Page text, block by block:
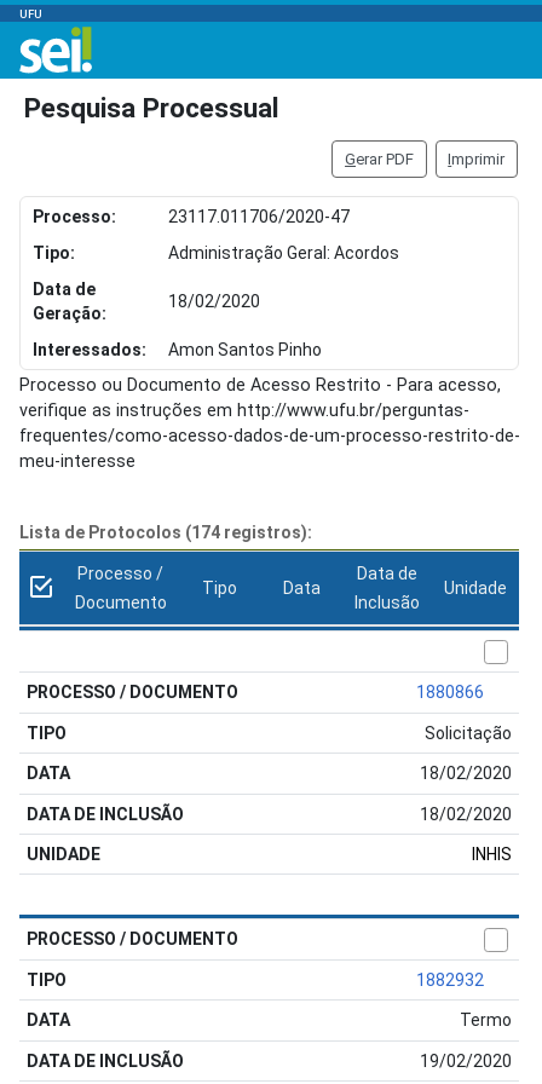
UFU
Pesquisa Processual
Gerar PDF Imprimir
Processo:
23117.011706/2020-47
Tipo:
Administração Geral: Acordos
Data de
Geração:
18/02/2020
Interessados: Amon Santos Pinho
Processo ou Documento de Acesso Restrito - Para acesso,
verifique as instruções em http://www.ufu.br/perguntas-
frequentes/como-acesso-dados-de-um-processo-restrito-de-
meu-interesse
Lista de Protocolos (174 registros):
Processo /
Documento
Tipo Data
Data de
Inclusão
Unidade
1880866
Solicitação
18/02/2020
18/02/2020
INHIS
1882932
Termo
19/02/2020